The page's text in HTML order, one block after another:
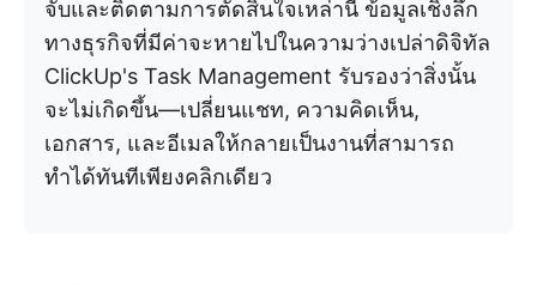
จับและติดตามการตัดสินใจเหล่านี้ ข้อมูลเชิงลึก
ทางธุรกิจที่มีค่าจะหายไปในความว่างเปล่าดิจิทัล
ClickUp's Task Management รับรองว่าสิ่งนั้น
จะไม่เกิดขึ้น—เปลี่ยนแชท, ความคิดเห็น,
เอกสาร, และอีเมลให้กลายเป็นงานที่สามารถ
ทำได้ทันทีเพียงคลิกเดียว